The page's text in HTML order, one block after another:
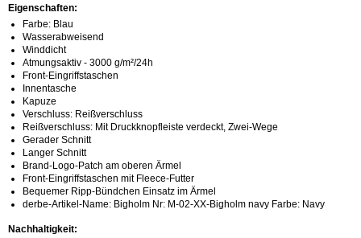
Eigenschaften:
Farbe: Blau
Wasserabweisend
Winddicht
Atmungsaktiv - 3000 g/m²/24h
Front-Eingriffstaschen
Innentasche
Kapuze
Verschluss: Reißverschluss
Reißverschluss: Mit Druckknopfleiste verdeckt, Zwei-Wege
Gerader Schnitt
Langer Schnitt
Brand-Logo-Patch am oberen Ärmel
Front-Eingriffstaschen mit Fleece-Futter
Bequemer Ripp-Bündchen Einsatz im Ärmel
derbe-Artikel-Name: Bigholm Nr: M-02-XX-Bigholm navy Farbe: Navy
Nachhaltigkeit: